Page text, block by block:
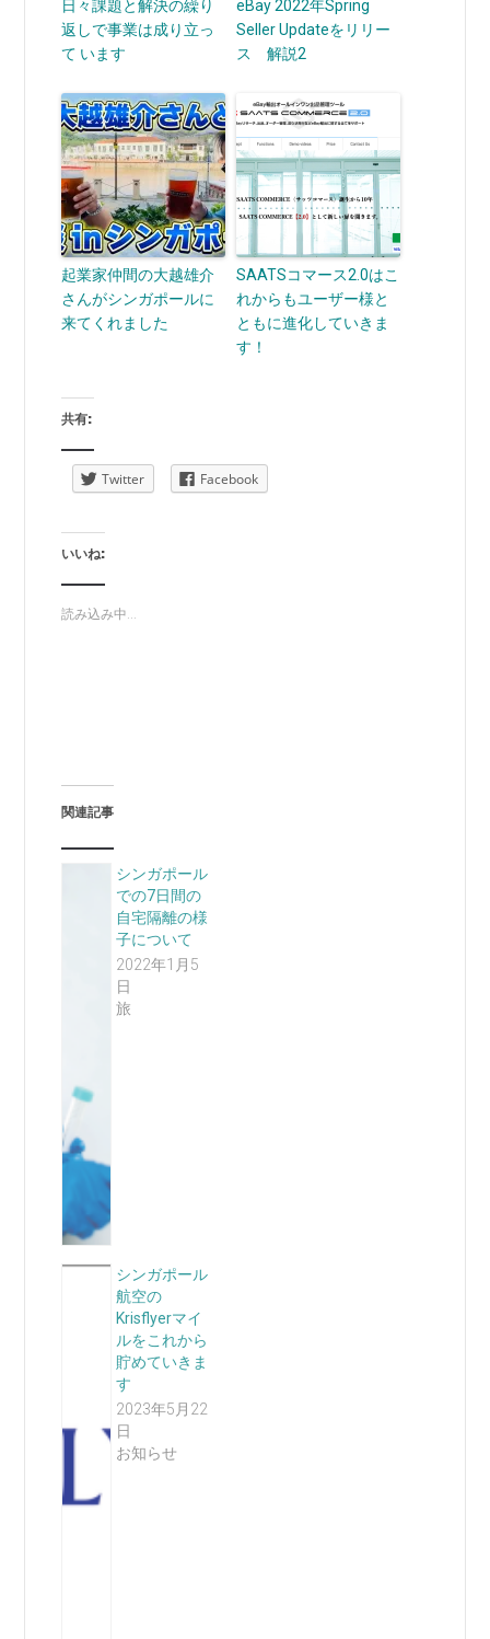
日々課題と解決の繰り
返しで事業は成り立っ
て います
eBay 2022年Spring
Seller Updateをリリー
ス 解説2
起業家仲間の大越雄介
さんがシンガポールに
来てくれました
SAATSコマース2.0はこ
れからもユーザー様と
ともに進化していきま
す！
共有:
Twitter Facebook
いいね:
読み込み中...
関連記事
シンガポール
での7日間の
自宅隔離の様
子について
2022年1月5
日
旅
シンガポール
航空の
Krisflyerマイ
ルをこれから
貯めていきま
す
2023年5月22
日
お知らせ